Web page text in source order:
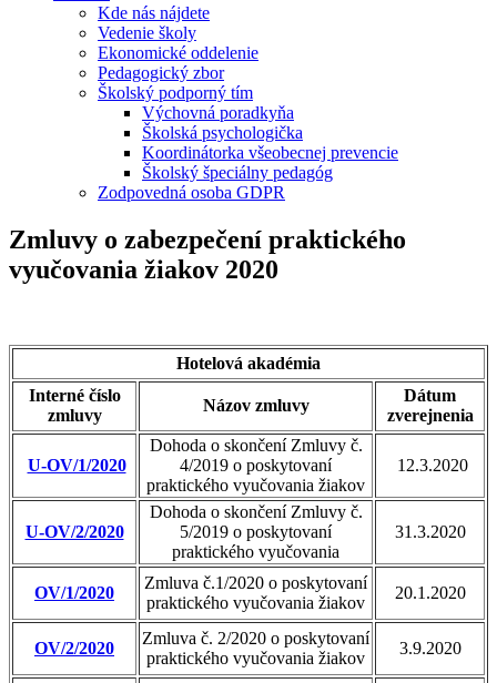
Kde nás nájdete
Vedenie školy
Ekonomické oddelenie
Pedagogický zbor
Školský podporný tím
Výchovná poradkyňa
Školská psychologička
Koordinátorka všeobecnej prevencie
Školský špeciálny pedagóg
Zodpovedná osoba GDPR
Zmluvy o zabezpečení praktického
vyučovania žiakov 2020
Hotelová akadémia
Interné číslo
zmluvy
Názov zmluvy
Dátum
zverejnenia
U-OV/1/2020
Dohoda o skončení Zmluvy č.
4/2019 o poskytovaní
praktického vyučovania žiakov
12.3.2020
U-OV/2/2020
Dohoda o skončení Zmluvy č.
5/2019 o poskytovaní
praktického vyučovania
31.3.2020
OV/1/2020
Zmluva č.1/2020 o poskytovaní
praktického vyučovania žiakov
20.1.2020
OV/2/2020
Zmluva č. 2/2020 o poskytovaní
praktického vyučovania žiakov
3.9.2020